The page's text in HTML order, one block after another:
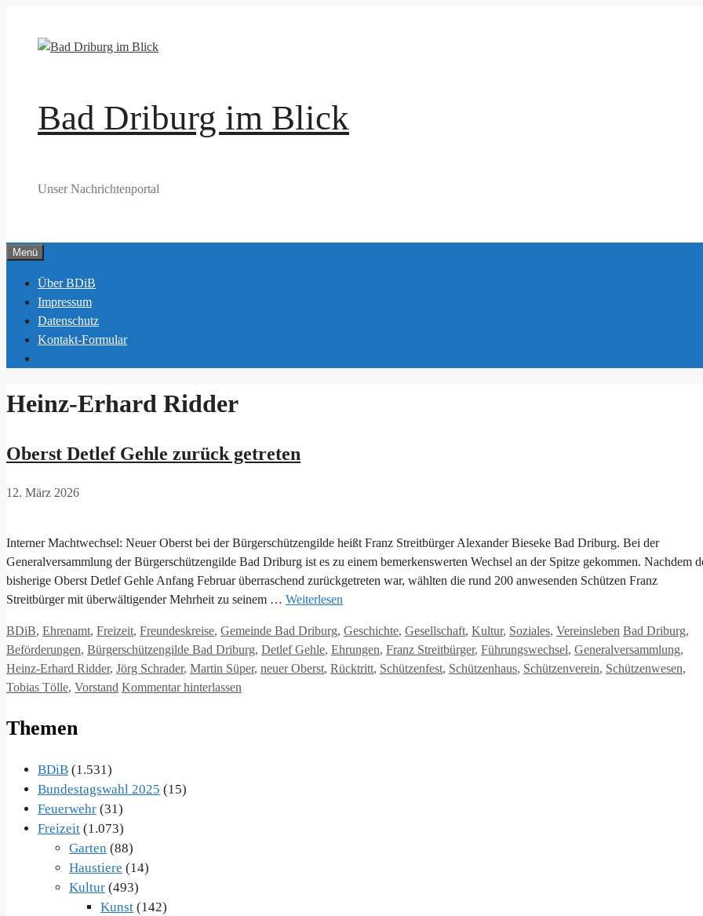
springen
Bad Driburg im Blick
Unser Nachrichtenportal
Menü
Über BDiB
Impressum
Datenschutz
Kontakt-Formular
Heinz-Erhard Ridder
Oberst Detlef Gehle zurück getreten
12. März 2026
Interner Machtwechsel: Neuer Oberst bei der Bürgerschützengilde heißt Franz Streitbürger Alexander Bieseke Bad Driburg. Bei der
Generalversammlung der Bürgerschützengilde Bad Driburg ist es zu einem bemerkenswerten Wechsel an der Spitze gekommen. Nachdem
bisherige Oberst Detlef Gehle Anfang Februar überraschend zurückgetreten war, wählten die rund 200 anwesenden Schützen Franz
Streitbürger mit überwältigender Mehrheit zu seinem … Weiterlesen
Kategorien
BDiB, Ehrenamt, Freizeit, Freundeskreise, Gemeinde Bad Driburg, Geschichte, Gesellschaft, Kultur, Soziales, Vereinsleben Schlagwörter
Bad Driburg,
Beförderungen, Bürgerschützengilde Bad Driburg, Detlef Gehle, Ehrungen, Franz Streitbürger, Führungswechsel, Generalversammlung,
Heinz-Erhard Ridder, Jörg Schrader, Martin Süper, neuer Oberst, Rücktritt, Schützenfest, Schützenhaus, Schützenverein, Schützenwesen,
Tobias Tölle, Vorstand Kommentar hinterlassen
Themen
BDiB (1.531)
Bundestagswahl 2025 (15)
Feuerwehr (31)
Freizeit (1.073)
Garten (88)
Haustiere (14)
Kultur (493)
Kunst (142)